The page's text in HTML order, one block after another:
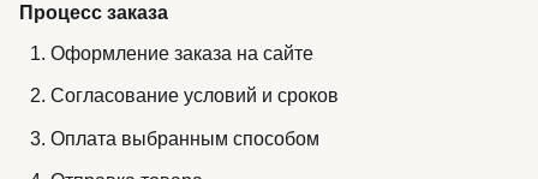
Процесс заказа
Оформление заказа на сайте
Согласование условий и сроков
Оплата выбранным способом